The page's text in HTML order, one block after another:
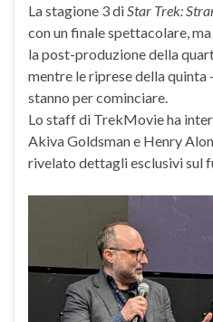
La stagione 3 diStar Trek:
con un finale spettacolare,
la post-produzione della
mentre le riprese della quinta
stanno per cominciare.
Lo staff di TrekMovie ha
Akiva Goldsman e Henry
rivelato dettagli esclusivi sul